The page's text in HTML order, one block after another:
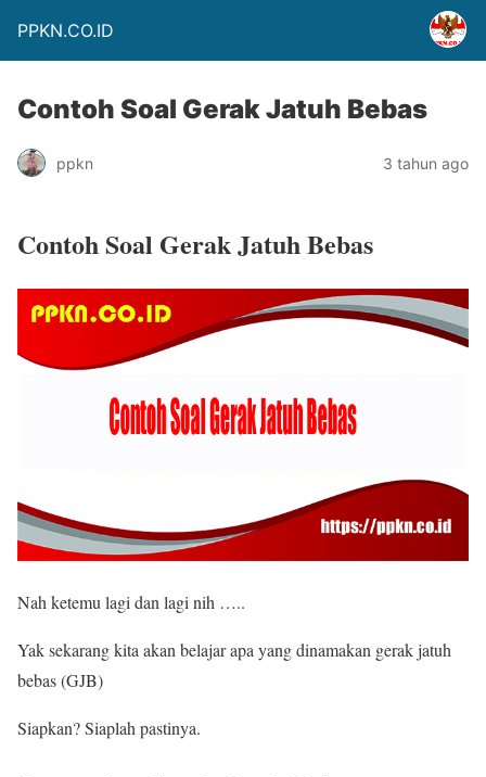
PPKN.CO.ID
Contoh Soal Gerak Jatuh Bebas
ppkn 3 tahun ago
Contoh Soal Gerak Jatuh Bebas
Nah ketemu lagi dan lagi nih …..
Yak sekarang kita akan belajar apa yang dinamakan gerak jatuh
bebas (GJB)
Siapkan? Siaplah pastinya.